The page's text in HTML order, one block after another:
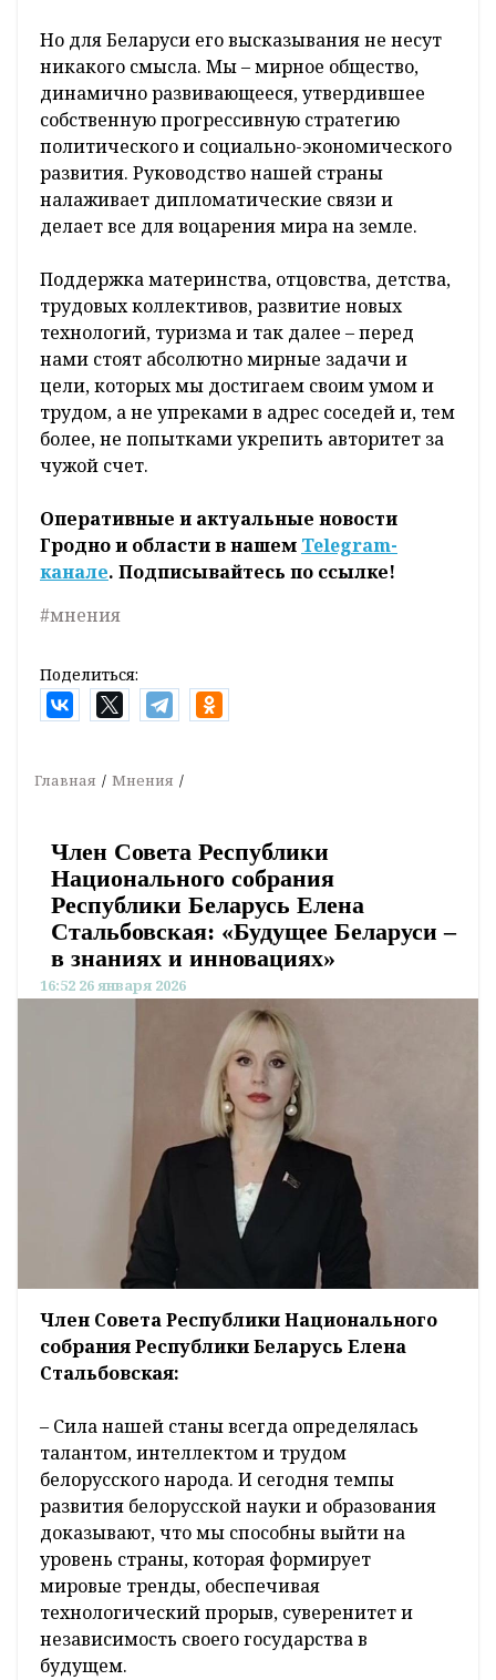
Но для Беларуси его высказывания не несут
никакого смысла. Мы – мирное общество,
динамично развивающееся, утвердившее
собственную прогрессивную стратегию
политического и социально-экономического
развития. Руководство нашей страны
налаживает дипломатические связи и
делает все для воцарения мира на земле.
Поддержка материнства, отцовства, детства,
трудовых коллективов, развитие новых
технологий, туризма и так далее – перед
нами стоят абсолютно мирные задачи и
цели, которых мы достигаем своим умом и
трудом, а не упреками в адрес соседей и, тем
более, не попытками укрепить авторитет за
чужой счет.
Оперативные и актуальные новости
Гродно и области в нашем Telegram-
канале. Подписывайтесь по ссылке!
#мнения
Поделиться:
Главная Мнения
Член Совета Республики
Национального собрания
Республики Беларусь Елена
Стальбовская: «Будущее Беларуси –
в знаниях и инновациях»
16:52 26 января 2026
Член Совета Республики Национального
собрания Республики Беларусь Елена
Стальбовская:
– Сила нашей станы всегда определялась
талантом, интеллектом и трудом
белорусского народа. И сегодня темпы
развития белорусской науки и образования
доказывают, что мы способны выйти на
уровень страны, которая формирует
мировые тренды, обеспечивая
технологический прорыв, суверенитет и
независимость своего государства в
будущем.